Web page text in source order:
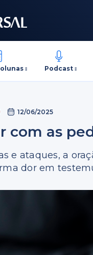
Podcast
12/06/2025
com as
e ataques, a
dor em